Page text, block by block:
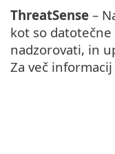
ThreatSense –
kot so
nadzorovati, in
Za več